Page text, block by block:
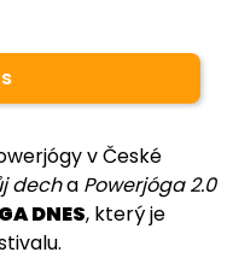
v České
decha Powerjóga 2.0
DNES, který je